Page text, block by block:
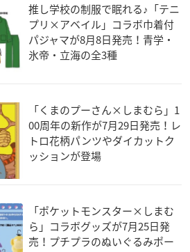
推し学校の制服で眠れる♪「テニ
プリ×アベイル」コラボ巾着付
パジャマが8月8日発売！青学・
氷帝・立海の全3種
「くまのプーさん×しまむら」1
00周年の新作が7月29日発売！レ
トロ花柄パンツやダイカットク
ッションが登場
「ポケットモンスター×しまむ
ら」コラボグッズが7月25日発
売！プチプラのぬいぐるみポー